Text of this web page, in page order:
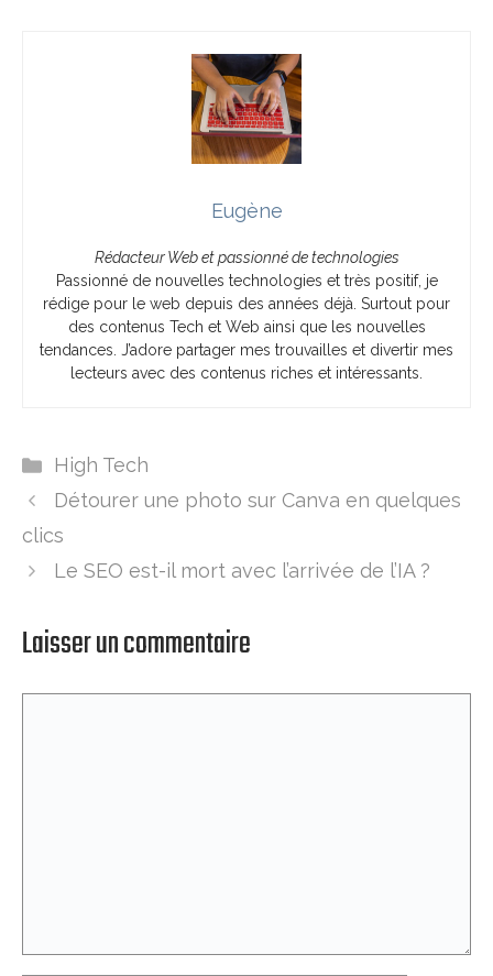
Eugène
Rédacteur Web et passionné de technologies
Passionné de nouvelles technologies et très positif, je
rédige pour le web depuis des années déjà. Surtout pour
des contenus Tech et Web ainsi que les nouvelles
tendances. J’adore partager mes trouvailles et divertir mes
lecteurs avec des contenus riches et intéressants.
Catégories
High Tech
Détourer une photo sur Canva en quelques
clics
Le SEO est-il mort avec l’arrivée de l’IA ?
Laisser un commentaire